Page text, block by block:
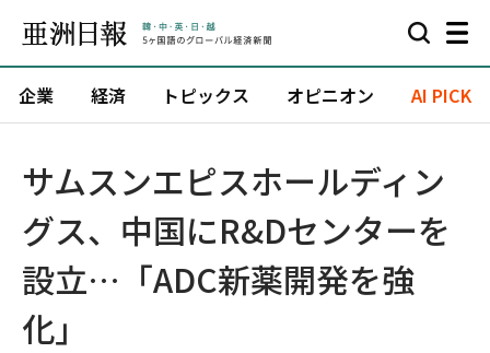
企業 経済 トピックス オピニオン AI PICK
サムスンエピスホールディン
グス、中国にR&Dセンターを
設立…「ADC新薬開発を強
化」